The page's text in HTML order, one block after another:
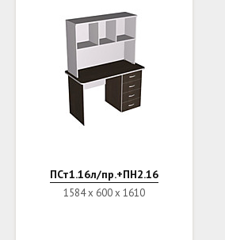
ПСт1.16л/пр.+ПН2.16
1584 х 600 х 1610